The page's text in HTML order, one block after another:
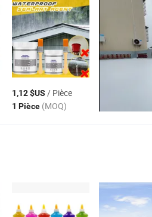
1,12 $US / Pièce
1 Pièce (MOQ)